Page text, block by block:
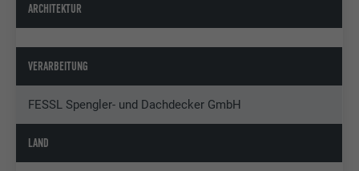
ARCHITEKTUR
VERARBEITUNG
FESSL Spengler- und Dachdecker GmbH
LAND